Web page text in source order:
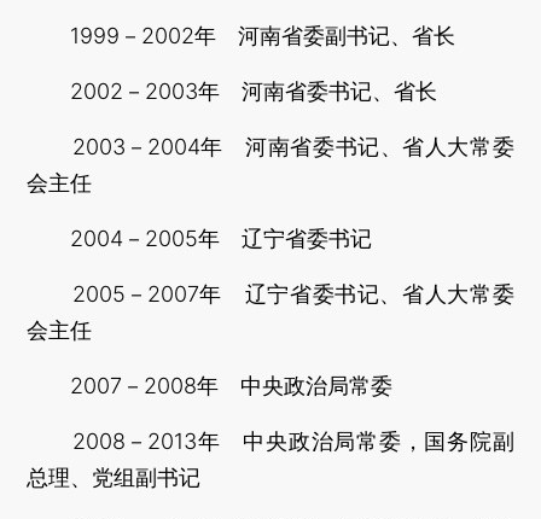
1999－2002年 河南省委副书记、省长
2002－2003年 河南省委书记、省长
2003－2004年 河南省委书记、省人大常委
会主任
2004－2005年 辽宁省委书记
2005－2007年 辽宁省委书记、省人大常委
会主任
2007－2008年 中央政治局常委
2008－2013年 中央政治局常委，国务院副
总理、党组副书记